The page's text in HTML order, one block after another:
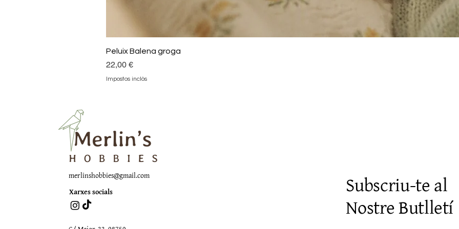
Peluix Balena groga
Preu
22,00 €
Impostos inclòs
merlinshobbies@gmail.com
Xarxes socials
Subscriu-te al
Nostre Butlletí